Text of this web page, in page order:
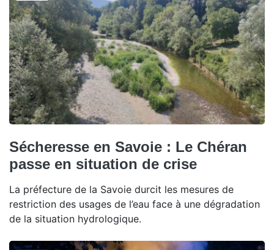
Sécheresse en Savoie : Le Chéran
passe en situation de crise
La préfecture de la Savoie durcit les mesures de
restriction des usages de l’eau face à une dégradation
de la situation hydrologique.